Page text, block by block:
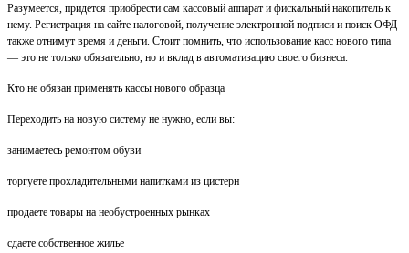
Разумеется, придется приобрести сам кассовый аппарат и фискальный накопитель к
нему. Регистрация на сайте налоговой, получение электронной подписи и поиск ОФД
также отнимут время и деньги. Стоит помнить, что использование касс нового типа
— это не только обязательно, но и вклад в автоматизацию своего бизнеса.
Кто не обязан применять кассы нового образца
Переходить на новую систему не нужно, если вы:
занимаетесь ремонтом обуви
торгуете прохладительными напитками из цистерн
продаете товары на необустроенных рынках
сдаете собственное жилье